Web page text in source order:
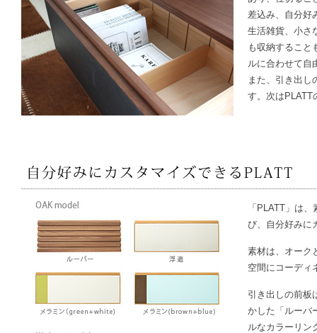
差込み、自分好
生活雑貨、小さ
も収納すること
ルに合わせて自
また、引き出し
す。次はPLATT
「PLATT」は
び、自分好みに
素材は、オーク
空間にコーディ
引き出しの前板
かした「ルーバ
ルなカラーリン